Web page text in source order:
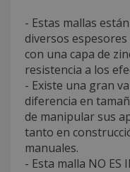
- Estas mallas
diversos
con una capa de
resistencia a los
- Existe una gran
diferencia en
de manipular sus
tanto en
manuales.
- Esta malla NO ES